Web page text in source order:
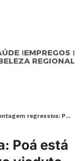
EMPREGOS
REGIONAL
regressiva: Poá está prestes a ter seu novo viaduto
Poá está